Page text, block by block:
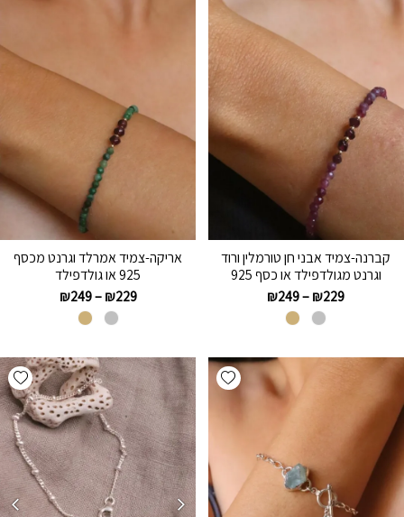
קברנה-צמיד אבני חן טורמלין ורוד
וגרנט מגולדפילד או כסף 925
₪229
–
₪249
אריקה-צמיד אמרלד וגרנט מכסף
925 או גולדפילד
₪229
–
₪249
Add wishlist